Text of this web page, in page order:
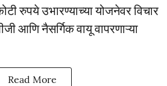
रुपये उभारण्याच्या योजनेवर विचार
आणि नैसर्गिक वायू वापरणाऱ्या
Read More